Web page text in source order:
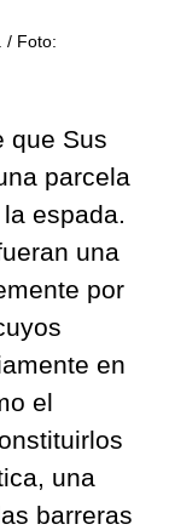
/ Foto:
que Sus
parcela
espada.
una
por
en
el
una
barreras